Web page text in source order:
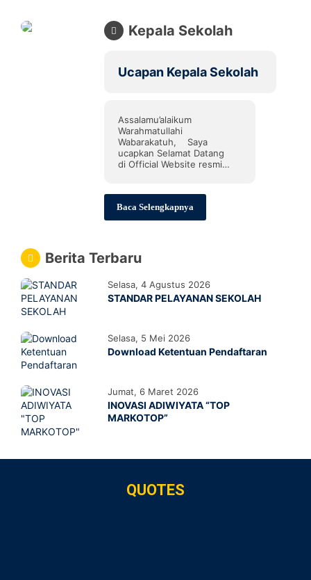
Kepala Sekolah
Ucapan Kepala Sekolah
Assalamu’alaikum
Warahmatullahi
Wabarakatuh, Saya
ucapkan Selamat Datang
di Official Website resmi
syukur kehadirat Allah
Subhanahu wata’ala yang
telah memberikan karunia
lupa shalawat serta salam
ditujukan..
Baca Selengkapnya
Berita Terbaru
Selasa, 4 Agustus 2026
STANDAR PELAYANAN SEKOLAH
Selasa, 5 Mei 2026
Download Ketentuan Pendaftaran
Jumat, 6 Maret 2026
INOVASI ADIWIYATA “TOP
MARKOTOP”
QUOTES